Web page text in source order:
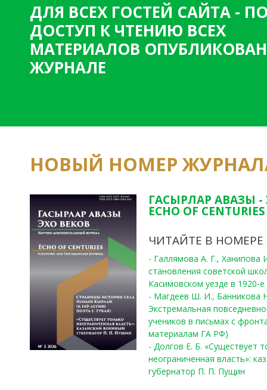
ДЛЯ ВСЕХ ГОСТЕЙ САЙТА -
ДОСТУП К ЧТЕНИЮ ВСЕХ
МАТЕРИАЛОВ
ЖУРНАЛЕ
НОВЫЙ НОМЕР
ГАСЫРЛАР АВАЗЫ -
ECHO OF
ЧИТАЙТЕ В НОМЕРЕ
- Галлямова А. Г.,
становления советской
Касимовском уезде в 1920-е
- Магдеев Ш. И., Банникова
Экстремальная
учеников в письмах с
материалам ГА РФ)
- Долгов Е. Б. «Существует
неограниченная власть»:
губернатор П. П. Пущин